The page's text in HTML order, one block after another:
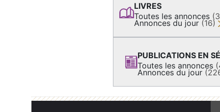
LIVRES
Toutes les annonces
Annonces du jour (16)
PUBLICATIONS EN
Toutes les annonces
Annonces du jour